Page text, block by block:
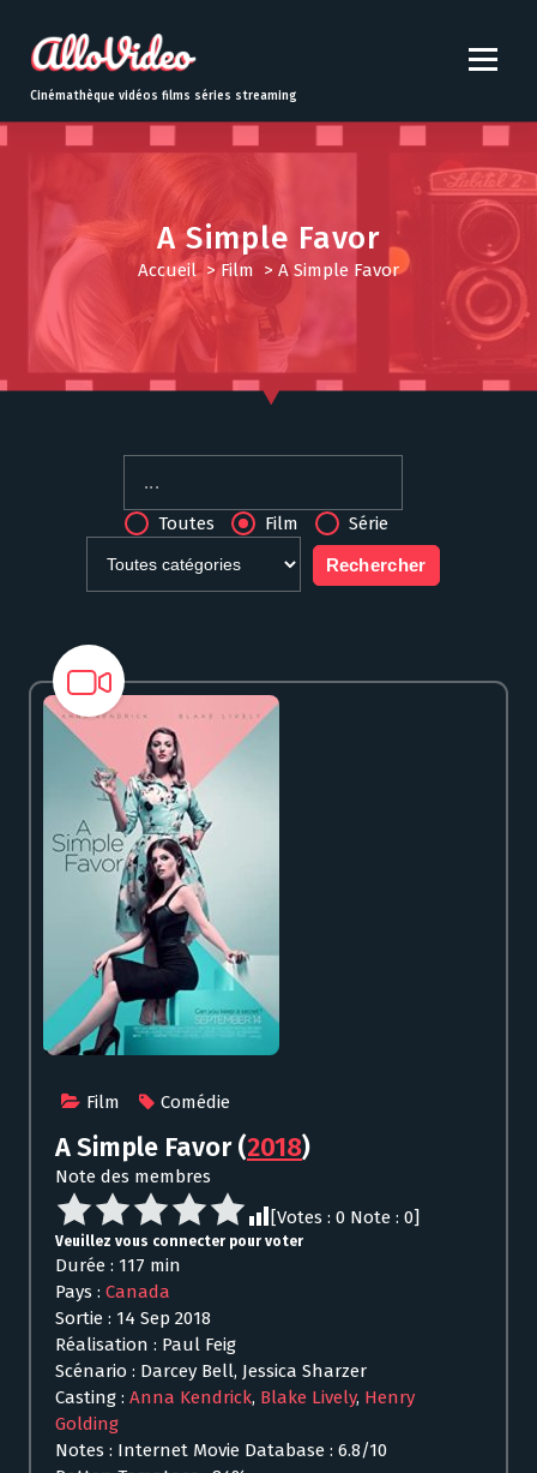
t
o
Cinémathèque vidéos films séries streaming
A Simple Favor
Accueil>Film > A Simple Favor
Toutes Film Série
Film Comédie
A Simple Favor(2018)
Note des membres
[Votes : 0 Note : 0]
Veuillez vous connecter pour voter
Durée : 117 min
Pays : Canada
Sortie : 14 Sep 2018
Réalisation : Paul Feig
Scénario : Darcey Bell, Jessica Sharzer
Casting : Anna Kendrick, Blake Lively, Henry
Golding
Notes : Internet Movie Database : 6.8/10